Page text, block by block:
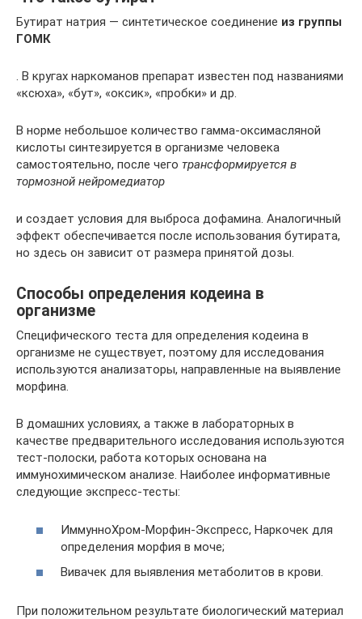
Бутират натрия — синтетическое соединение из группы
ГОМК
. В кругах наркоманов препарат известен под названиями
«ксюха», «бут», «оксик», «пробки» и др.
В норме небольшое количество гамма-оксимасляной
кислоты синтезируется в организме человека
самостоятельно, после чего трансформируется в
тормозной нейромедиатор
и создает условия для выброса дофамина. Аналогичный
эффект обеспечивается после использования бутирата,
но здесь он зависит от размера принятой дозы.
Способы определения кодеина в
организме
Специфического теста для определения кодеина в
организме не существует, поэтому для исследования
используются анализаторы, направленные на выявление
морфина.
В домашних условиях, а также в лабораторных в
качестве предварительного исследования используются
тест-полоски, работа которых основана на
иммунохимическом анализе. Наиболее информативные
следующие экспресс-тесты:
ИммунноХром-Морфин-Экспресс, Наркочек для
определения морфия в моче;
Вивачек для выявления метаболитов в крови.
При положительном результате биологический материал